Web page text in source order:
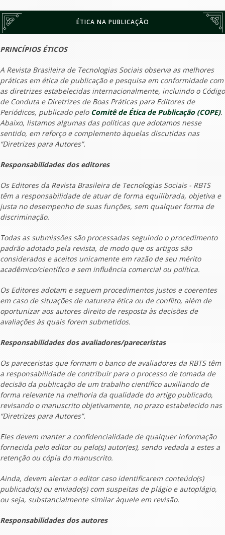
ÉTICA NA PUBLICAÇÃO
PRINCÍPIOS ÉTICOS
A Revista Brasileira de Tecnologias Sociais observa as melhores
práticas em ética de publicação e pesquisa em conformidade com
as diretrizes estabelecidas internacionalmente, incluindo o Código
de Conduta e Diretrizes de Boas Práticas para Editores de
Periódicos, publicado pelo Comitê de Ética de Publicação (COPE).
Abaixo, listamos algumas das políticas que adotamos nesse
sentido, em reforço e complemento àquelas discutidas nas
“Diretrizes para Autores”.
Responsabilidades dos editores
Os Editores da Revista Brasileira de Tecnologias Sociais - RBTS
têm a responsabilidade de atuar de forma equilibrada, objetiva e
justa no desempenho de suas funções, sem qualquer forma de
discriminação.
Todas as submissões são processadas seguindo o procedimento
padrão adotado pela revista, de modo que os artigos são
considerados e aceitos unicamente em razão de seu mérito
acadêmico/científico e sem influência comercial ou política.
Os Editores adotam e seguem procedimentos justos e coerentes
em caso de situações de natureza ética ou de conflito, além de
oportunizar aos autores direito de resposta às decisões de
avaliações às quais forem submetidos.
Responsabilidades dos avaliadores/pareceristas
Os pareceristas que formam o banco de avaliadores da RBTS têm
a responsabilidade de contribuir para o processo de tomada de
decisão da publicação de um trabalho científico auxiliando de
forma relevante na melhoria da qualidade do artigo publicado,
revisando o manuscrito objetivamente, no prazo estabelecido nas
“Diretrizes para Autores”.
Eles devem manter a confidencialidade de qualquer informação
fornecida pelo editor ou pelo(s) autor(es), sendo vedada a estes a
retenção ou cópia do manuscrito.
Ainda, devem alertar o editor caso identificarem conteúdo(s)
publicado(s) ou enviado(s) com suspeitas de plágio e autoplágio,
ou seja, substancialmente similar àquele em revisão.
Responsabilidades dos autores